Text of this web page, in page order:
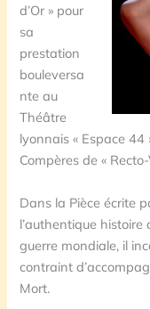
d’Or » pour
sa
prestation
bouleversa
nte au
Théâtre
lyonnais « Espace 44
Compères de « Recto-
Dans la Pièce écrite
l’authentique
guerre mondiale, il
contraint
Mort.